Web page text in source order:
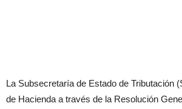
La Subsecretaría de Estado de Tributación
de Hacienda a través de la Resolución